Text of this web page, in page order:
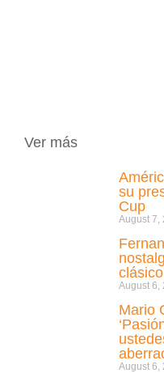
Ver más
su
Cup
August 7,
August 6,
Mario
August 6,